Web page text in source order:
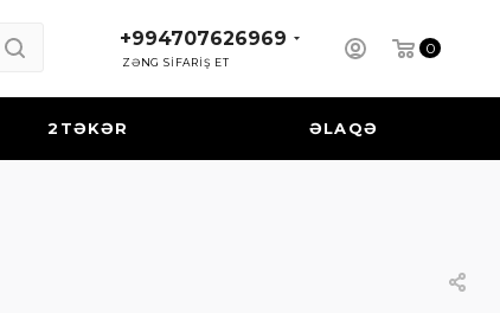
0
+994707626969
ZƏNG SİFARİŞ ET
2TƏKƏR ƏLAQƏ